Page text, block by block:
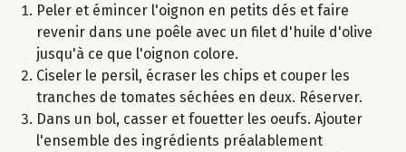
Peler et émincer l'oignon en petits dés et faire
revenir dans une poêle avec un filet d'huile d'olive
jusqu'à ce que l'oignon colore.
Ciseler le persil, écraser les chips et couper les
tranches de tomates séchées en deux. Réserver.
Dans un bol, casser et fouetter les oeufs. Ajouter
l'ensemble des ingrédients préalablement